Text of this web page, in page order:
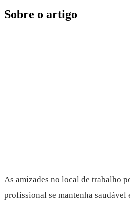
Sobre o artigo
As amizades no local de trabalho
profissional se mantenha saudável